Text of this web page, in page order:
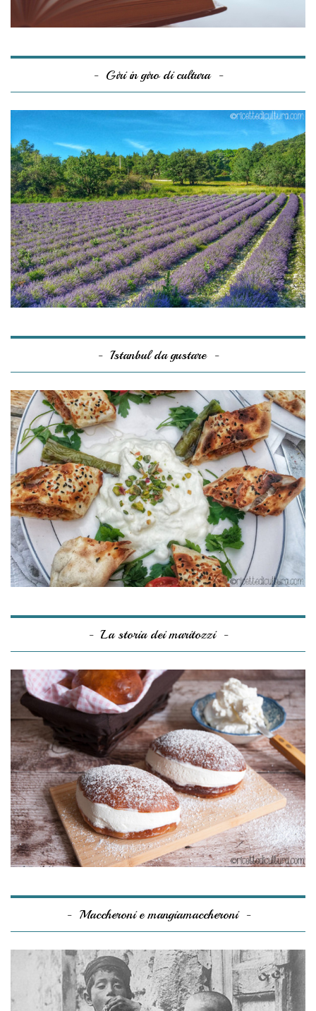
Giri in giro di cultura
Istanbul da gustare
La storia dei maritozzi
Maccheroni e mangiamaccheroni